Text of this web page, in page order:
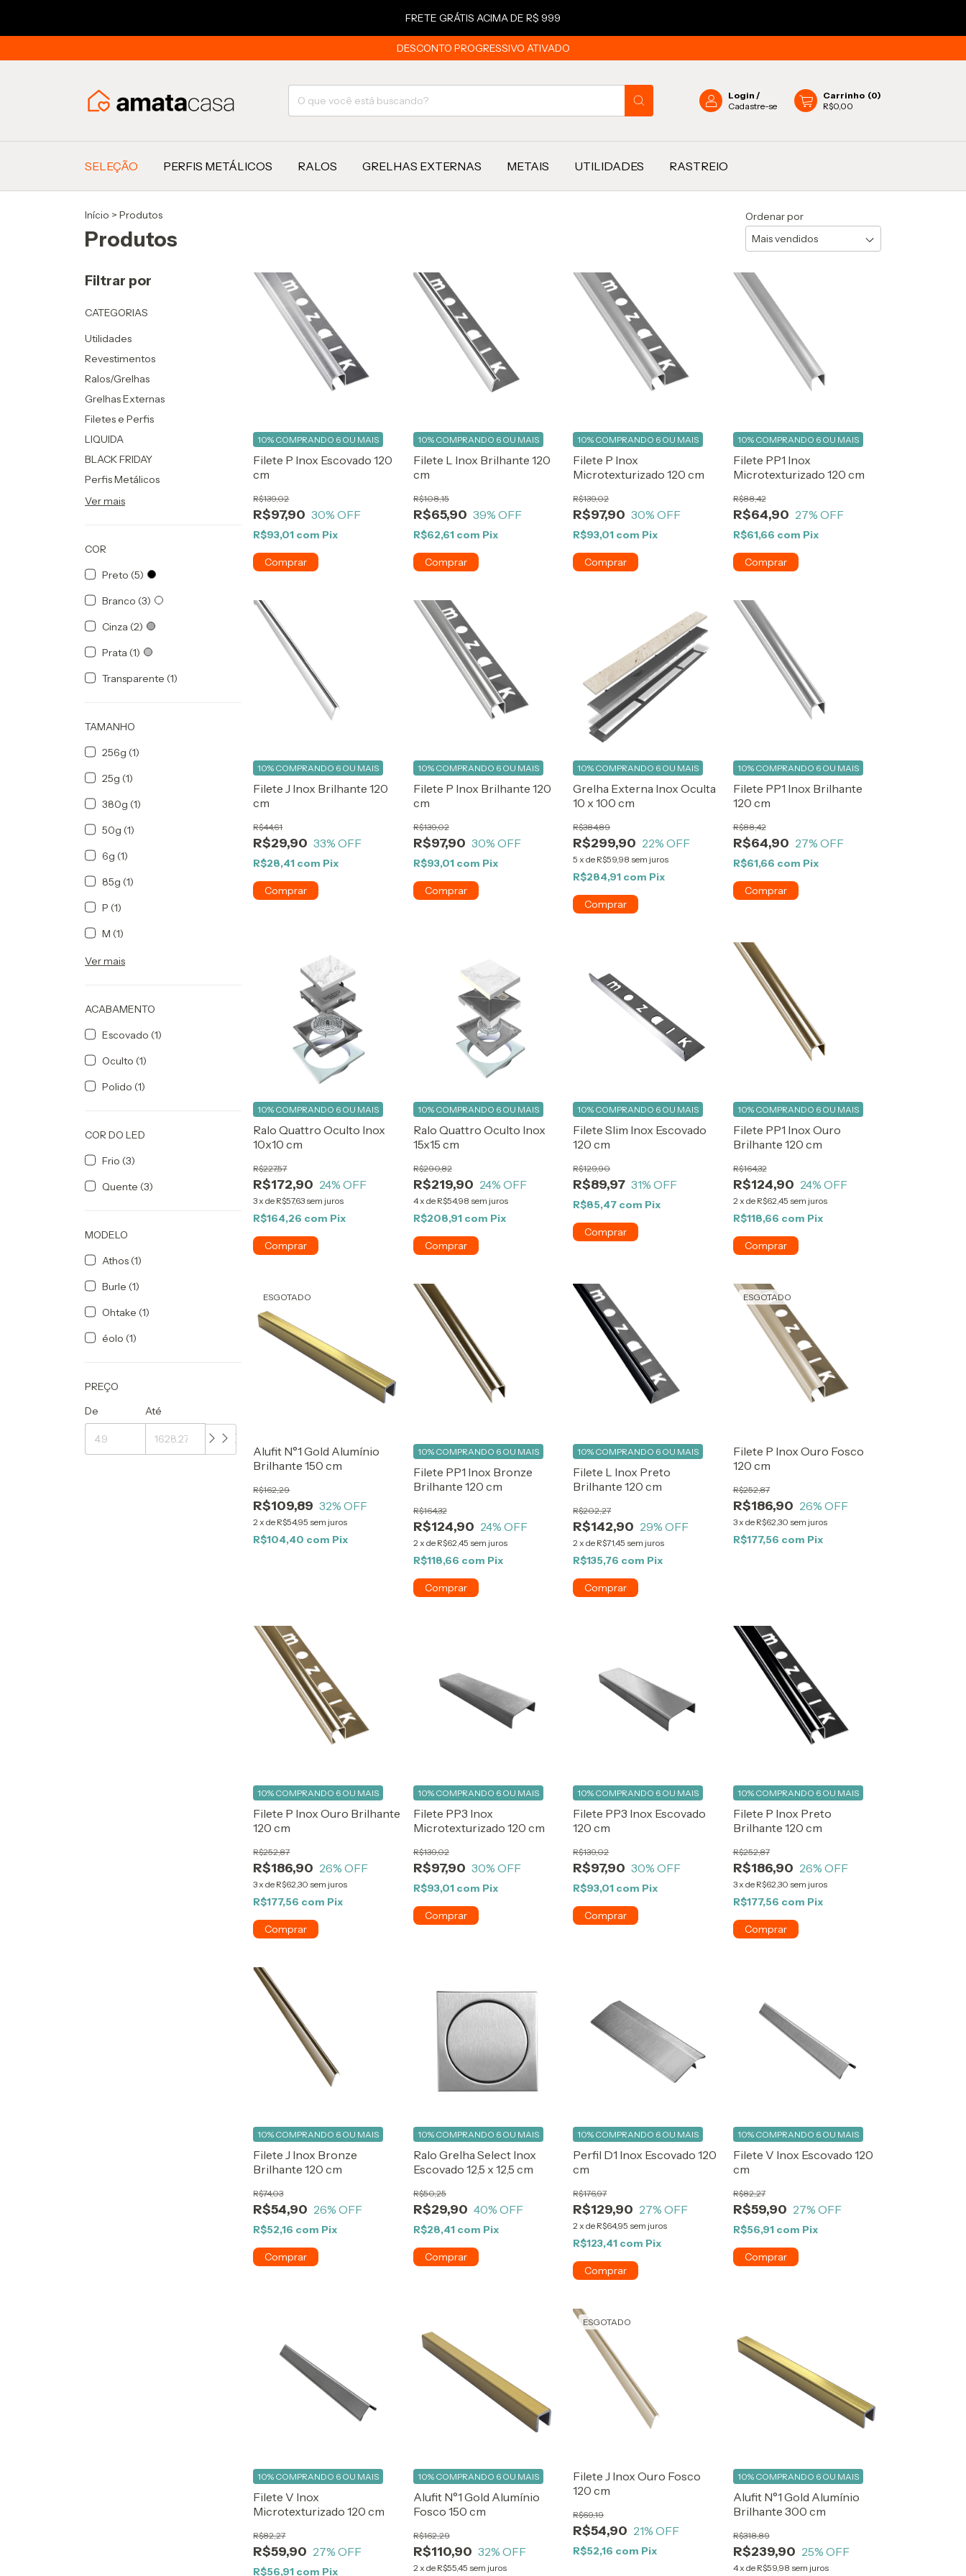
FRETE GRÁTIS ACIMA DE R$ 999
DESCONTO PROGRESSIVO ATIVADO
Login /
Cadastre-se
Carrinho (0)
R$0,00
SELEÇÃO PERFIS METÁLICOS RALOS GRELHAS EXTERNAS METAIS UTILIDADES RASTREIO
Início > Produtos
Produtos
Ordenar por
Filtrar por
CATEGORIAS
Utilidades
Revestimentos
Ralos/Grelhas
Grelhas Externas
Filetes e Perfis
LIQUIDA
BLACK FRIDAY
Perfis Metálicos
Ver mais
COR
Preto (5)
Branco (3)
Cinza (2)
Prata (1)
Transparente (1)
TAMANHO
256g (1)
25g (1)
380g (1)
50g (1)
6g (1)
85g (1)
P (1)
M (1)
Ver mais
ACABAMENTO
Escovado (1)
Oculto (1)
Polido (1)
COR DO LED
Frio (3)
Quente (3)
MODELO
Athos (1)
Burle (1)
Ohtake (1)
éolo (1)
PREÇO
De
Até
Filete P Inox Escovado 120
cm
R$97,90
R$139,02
30% OFF
10% COMPRANDO 6 OU MAIS
R$93,01 com Pix
Filete L Inox Brilhante 120
cm
R$65,90
R$108,15
39% OFF
10% COMPRANDO 6 OU MAIS
R$62,61 com Pix
Filete P Inox
Microtexturizado 120 cm
R$97,90
R$139,02
30% OFF
10% COMPRANDO 6 OU MAIS
R$93,01 com Pix
Filete PP1 Inox
Microtexturizado 120 cm
R$64,90
R$88,42
27% OFF
10% COMPRANDO 6 OU MAIS
R$61,66 com Pix
Filete J Inox Brilhante 120
cm
R$29,90
R$44,61
33% OFF
10% COMPRANDO 6 OU MAIS
R$28,41 com Pix
Filete P Inox Brilhante 120
cm
R$97,90
R$139,02
30% OFF
10% COMPRANDO 6 OU MAIS
R$93,01 com Pix
Grelha Externa Inox Oculta
10 x 100 cm
R$299,90
R$384,89
22% OFF
5 xde R$59,98 sem juros
10% COMPRANDO 6 OU MAIS
R$284,91 com Pix
Filete PP1 Inox Brilhante
120 cm
R$64,90
R$88,42
27% OFF
10% COMPRANDO 6 OU MAIS
R$61,66 com Pix
Ralo Quattro Oculto Inox
10x10 cm
R$172,90
R$227,57
24% OFF
3xde R$57,63 sem juros
10% COMPRANDO 6 OU MAIS
R$164,26 com Pix
Ralo Quattro Oculto Inox
15x15 cm
R$219,90
R$290,82
24% OFF
4x de R$54,98 sem juros
10% COMPRANDO 6 OU MAIS
R$208,91 com Pix
Filete Slim Inox Escovado
120 cm
R$89,97
R$129,90
31% OFF
10% COMPRANDO 6 OU MAIS
R$85,47 com Pix
Filete PP1 Inox Ouro
Brilhante 120 cm
R$124,90
R$164,32
24% OFF
2 x de R$62,45 sem juros
10% COMPRANDO 6 OU MAIS
R$118,66 com Pix
ESGOTADO
Alufit N°1 Gold Alumínio
Brilhante 150 cm
R$109,89
R$162,29
32% OFF
2 xde R$54,95 sem juros
R$104,40 com Pix
Filete PP1 Inox Bronze
Brilhante 120 cm
R$124,90
R$164,32
24% OFF
2 x de R$62,45 sem juros
10% COMPRANDO 6 OU MAIS
R$118,66 com Pix
Filete L Inox Preto
Brilhante 120 cm
R$142,90
R$202,27
29% OFF
2 xde R$71,45 sem juros
10% COMPRANDO 6 OU MAIS
R$135,76 com Pix
ESGOTADO
Filete P Inox Ouro Fosco
120 cm
R$186,90
R$252,87
26% OFF
3 x de R$62,30 sem juros
R$177,56 com Pix
Filete P Inox Ouro Brilhante
120 cm
R$186,90
R$252,87
26% OFF
3xde R$62,30 sem juros
10% COMPRANDO 6 OU MAIS
R$177,56 com Pix
Filete PP3 Inox
Microtexturizado 120 cm
R$97,90
R$139,02
30% OFF
10% COMPRANDO 6 OU MAIS
R$93,01 com Pix
Filete PP3 Inox Escovado
120 cm
R$97,90
R$139,02
30% OFF
10% COMPRANDO 6 OU MAIS
R$93,01 com Pix
Filete P Inox Preto
Brilhante 120 cm
R$186,90
R$252,87
26% OFF
3x de R$62,30 sem juros
10% COMPRANDO 6 OU MAIS
R$177,56 com Pix
Filete J Inox Bronze
Brilhante 120 cm
R$54,90
R$74,03
26% OFF
10% COMPRANDO 6 OU MAIS
R$52,16 com Pix
Ralo Grelha Select Inox
Escovado 12,5 x 12,5 cm
R$29,90
R$50,25
40% OFF
10% COMPRANDO 6 OU MAIS
R$28,41 com Pix
Perfil D1 Inox Escovado 120
cm
R$129,90
R$176,97
27% OFF
2 xde R$64,95 sem juros
10% COMPRANDO 6 OU MAIS
R$123,41 com Pix
Filete V Inox Escovado 120
cm
R$59,90
R$82,27
27% OFF
10% COMPRANDO 6 OU MAIS
R$56,91 com Pix
Filete V Inox
Microtexturizado 120 cm
R$59,90
R$82,27
27% OFF
10% COMPRANDO 6 OU MAIS
R$56,91 com Pix
Alufit N°1 Gold Alumínio
Fosco 150 cm
R$110,90
R$162,29
32% OFF
2 x de R$55,45 sem juros
10% COMPRANDO 6 OU MAIS
ESGOTADO
Filete J Inox Ouro Fosco
120 cm
R$54,90
R$69,19
21% OFF
R$52,16 com Pix
Alufit N°1 Gold Alumínio
Brilhante 300 cm
R$239,90
R$318,89
25% OFF
4 x de R$59,98 sem juros
10% COMPRANDO 6 OU MAIS